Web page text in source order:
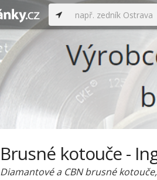
Brusné kotouče -
Diamantové a CBN brusné